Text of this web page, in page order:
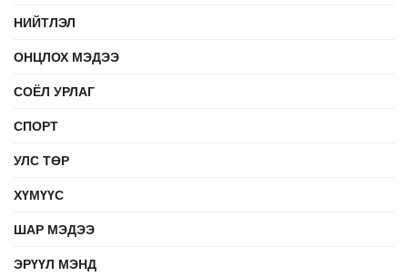
НИЙТЛЭЛ
ОНЦЛОХ МЭДЭЭ
СОЁЛ УРЛАГ
СПОРТ
УЛС ТӨР
ХҮМҮҮС
ШАР МЭДЭЭ
ЭРҮҮЛ МЭНД